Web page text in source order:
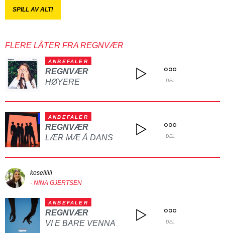
SPILL AV ALT!
FLERE LÅTER FRA REGNVÆR
ANBEFALER
REGNVÆR
HØYERE
DEL
ANBEFALER
REGNVÆR
LÆR MÆ Å DANS
DEL
koseliiiii
- NINA GJERTSEN
ANBEFALER
REGNVÆR
VI E BARE VENNA
DEL